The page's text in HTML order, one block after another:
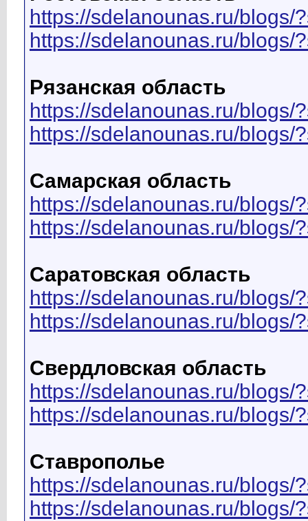
https://sdelanounas.ru/blogs/
https://sdelanounas.ru/blogs/
Рязанская область
https://sdelanounas.ru/blogs/
https://sdelanounas.ru/blogs/
Самарская область
https://sdelanounas.ru/blogs/
https://sdelanounas.ru/blogs/
Саратовская область
https://sdelanounas.ru/blogs/
https://sdelanounas.ru/blogs/
Свердловская область
https://sdelanounas.ru/blogs/
https://sdelanounas.ru/blogs/
Ставрополье
https://sdelanounas.ru/blogs/
https://sdelanounas.ru/blogs/